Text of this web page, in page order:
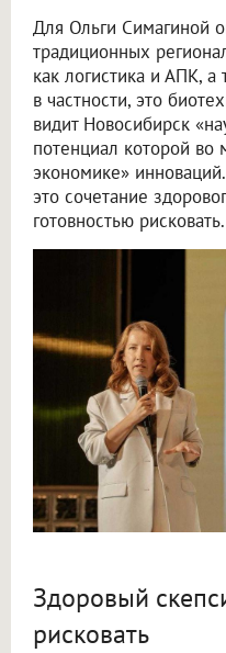
Для Ольги Симагиной
традиционных
как логистика и АПК,
в частности, это
видит Новосибирск
потенциал которой во
экономике»
это сочетание
готовностью рисковать.
Здоровый
рисковать